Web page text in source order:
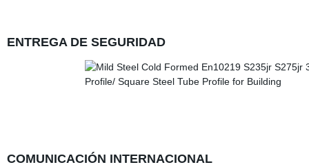
ENTREGA DE SEGURIDAD
COMUNICACIÓN INTERNACIONAL